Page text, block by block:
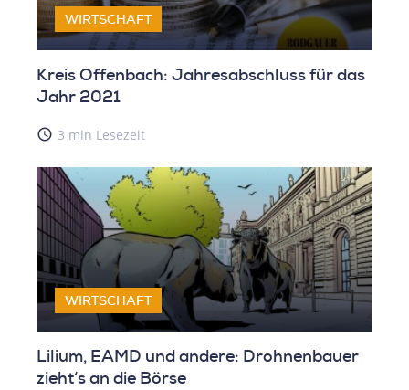
WIRTSCHAFT
Kreis Offenbach: Jahresabschluss für das
Jahr 2021
access_time 3 min Lesezeit
WIRTSCHAFT
Lilium, EAMD und andere: Drohnenbauer
zieht‘s an die Börse